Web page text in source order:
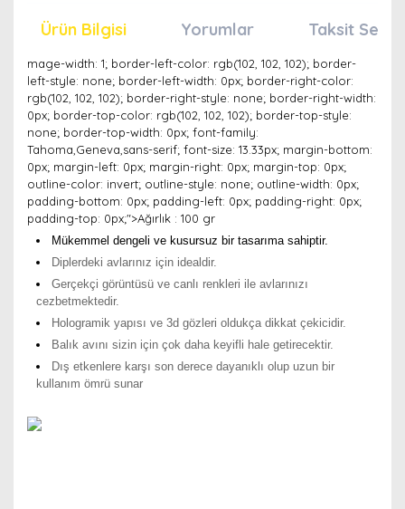
Ürün Bilgisi Yorumlar Taksit
mage-width: 1; border-left-color: rgb(102, 102, 102); border-
left-style: none; border-left-width: 0px; border-right-color:
rgb(102, 102, 102); border-right-style: none; border-right-width:
0px; border-top-color: rgb(102, 102, 102); border-top-style:
none; border-top-width: 0px; font-family:
Tahoma,Geneva,sans-serif; font-size: 13.33px; margin-bottom:
0px; margin-left: 0px; margin-right: 0px; margin-top: 0px;
outline-color: invert; outline-style: none; outline-width: 0px;
padding-bottom: 0px; padding-left: 0px; padding-right: 0px;
padding-top: 0px;">Ağırlık : 100 gr
Mükemmel dengeli ve kusursuz bir tasarıma sahiptir.
Diplerdeki avlarınız için idealdir.
Gerçekçi görüntüsü ve canlı renkleri ile avlarınızı
cezbetmektedir.
Hologramik yapısı ve 3d gözleri oldukça dikkat çekicidir.
Balık avını sizin için çok daha keyifli hale getirecektir.
Dış etkenlere karşı son derece dayanıklı olup uzun bir
kullanım ömrü sunar